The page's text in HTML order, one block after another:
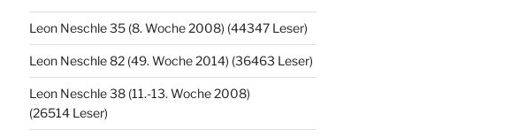
Leon Neschle 35 (8. Woche 2008) (44347 Leser)
Leon Neschle 82 (49. Woche 2014) (36463 Leser)
Leon Neschle 38 (11.-13. Woche 2008)
(26514 Leser)